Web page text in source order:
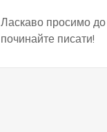
Ласкаво просимо
починайте писати!